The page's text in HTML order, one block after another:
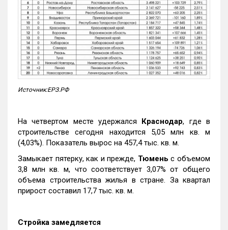
Источник:ЕРЗ.РФ
На четвертом месте удержался Краснодар, где в
строительстве сегодня находится 5,05 млн кв. м
(4,03%). Показатель вырос на 457,4 тыс. кв. м.
Замыкает пятерку, как и прежде, Тюмень с объемом
3,8 млн кв. м, что соответствует 3,07% от общего
объема строительства жилья в стране. За квартал
прирост составил 17,7 тыс. кв. м.
Стройка замедляется